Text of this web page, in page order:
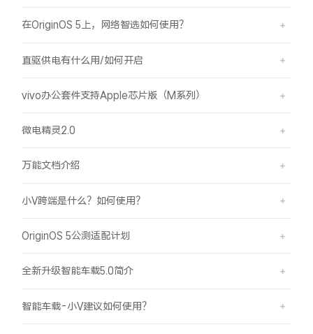
在OriginOS 5上，网络智选如何使用？
直驱供电有什么用/如何开启
vivo办公套件支持Apple芯片版（M系列）
微电精灵2.0
万能文档介绍
小V跨端是什么？如何使用？
OriginOS 5公测适配计划
全新升级智能车载5.0简介
智能车载-小V建议如何使用？